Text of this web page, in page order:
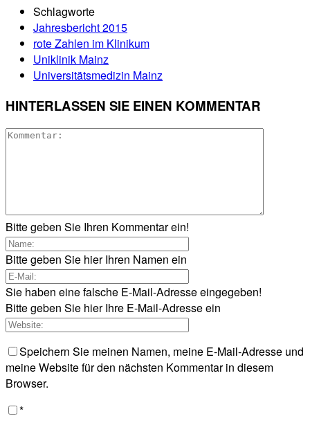
Schlagworte
Jahresbericht 2015
rote Zahlen im Klinikum
Uniklinik Mainz
Universitätsmedizin Mainz
HINTERLASSEN SIE EINEN KOMMENTAR
Bitte geben Sie Ihren Kommentar ein!
Bitte geben Sie hier Ihren Namen ein
Sie haben eine falsche E-Mail-Adresse eingegeben!
Bitte geben Sie hier Ihre E-Mail-Adresse ein
Speichern Sie meinen Namen, meine E-Mail-Adresse und
meine Website für den nächsten Kommentar in diesem
Browser.
*